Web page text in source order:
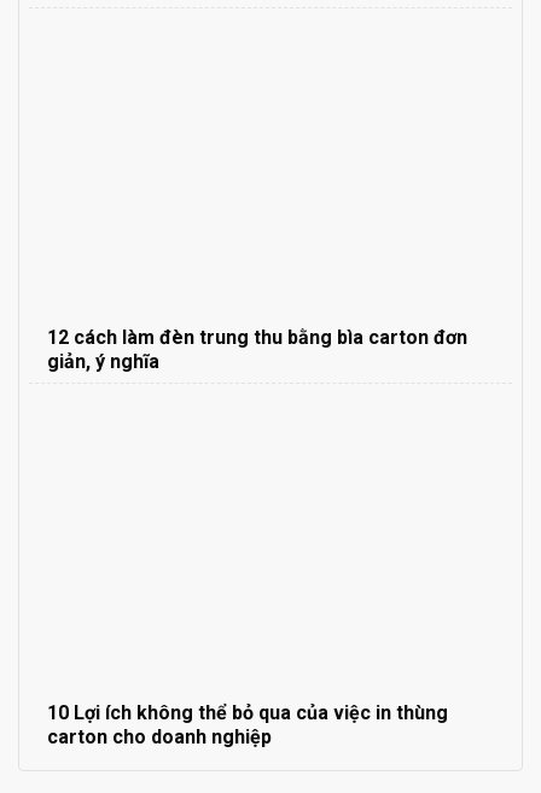
12 cách làm đèn trung thu bằng bìa carton đơn
giản, ý nghĩa
10 Lợi ích không thể bỏ qua của việc in thùng
carton cho doanh nghiệp